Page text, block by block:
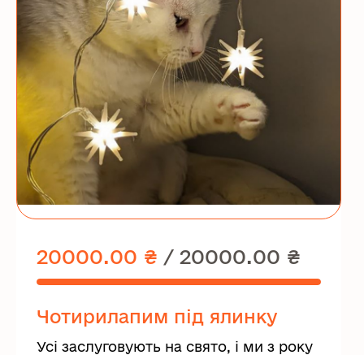
20000.00 ₴ / 20000.00 ₴
Чотирилапим під ялинку
Усі заслуговують на свято, і ми з року